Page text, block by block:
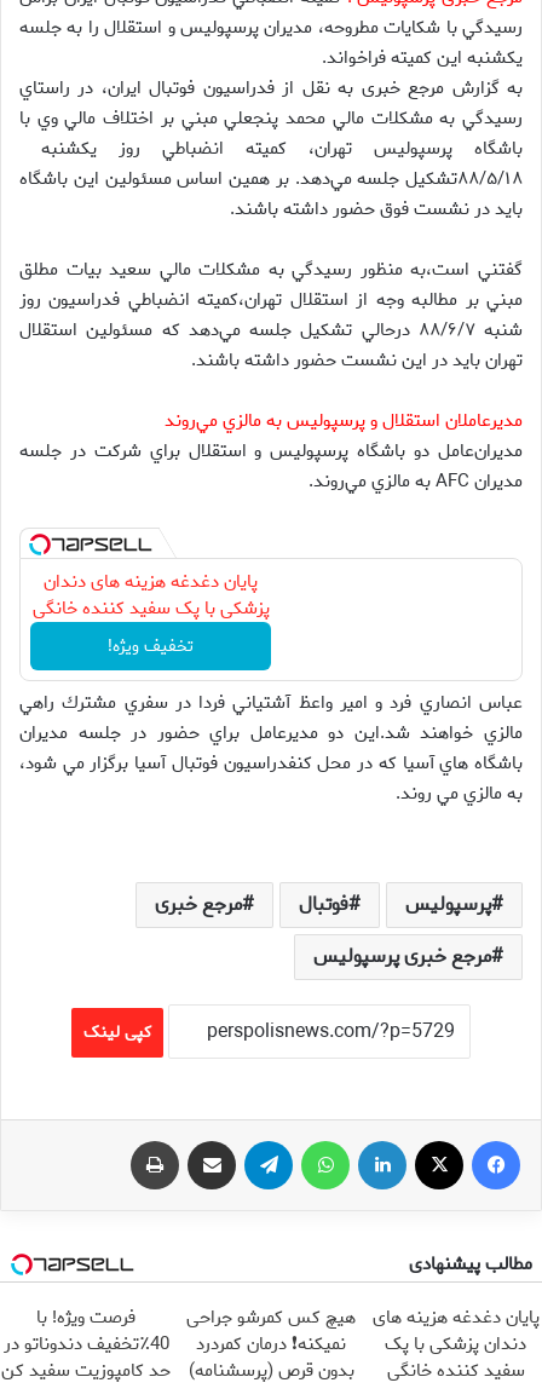
رسيدگي با شكايات مطروحه، مديران پرسپوليس و استقلال را به جلسه
يكشنبه اين كميته فراخواند.
به گزارش مرجع خبری به نقل از فدراسيون فوتبال ايران، در راستاي
رسيدگي به مشكلات مالي محمد پنجعلي مبني بر اختلاف مالي وي با
۸۸/۵/۱۸‬تشكيل جلسه مي‌دهد. بر همين اساس مسئولين اين باشگاه
بايد در نشست فوق حضور داشته باشند.
گفتني است،به منظور رسيدگي به مشكلات مالي سعيد بيات مطلق
مبني بر مطالبه وجه از استقلال تهران،كميته انضباطي فدراسيون روز
شنبه ‪ ۸۸/۶/۷‬درحالي تشكيل جلسه مي‌دهد كه مسئولين استقلال
تهران بايد در اين نشست حضور داشته باشند.
مدیرعاملان استقلال و پرسپوليس به مالزي مي‌روند
مديران‌عامل دو باشگاه پرسپوليس و استقلال براي شركت در جلسه
مديران AFC به مالزي مي‌روند.
پایان دغدغه هزینه های دندان
پزشکی با پک سفید کننده خانگی
تخفیف ویژه!
عباس انصاري فرد و امير واعظ آشتياني فردا در سفري مشترك راهي
مالزي خواهند شد.اين دو مديرعامل براي حضور در جلسه مديران
باشگاه هاي آسيا كه در محل كنفدراسيون فوتبال آسيا برگزار مي شود،
به مالزي مي روند.
پرسپولیس فوتبال
مرجع خبری
مرجع خبری پرسپولیس
کپی لینک
فیس بوک لینکدین تلگرام اشتراک گذاری از طریق ایمیل
مطالب پیشنهادی
پایان دغدغه هزینه های
دندان پزشکی با پک
سفید کننده خانگی
هیچ کس کمرشو جراحی
نمیکنه❗ درمان کمردرد
بدون قرص (پرسشنامه)
فرصت ویژه! با
40٪تخفیف دندوناتو در
حد کامپوزیت سفید کن